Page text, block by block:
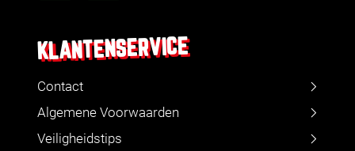
KLANTENSERVICE
Contact
Algemene Voorwaarden
Veiligheidstips